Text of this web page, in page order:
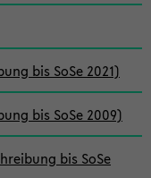
bis SoSe 2021)
bis SoSe 2009)
bis SoSe